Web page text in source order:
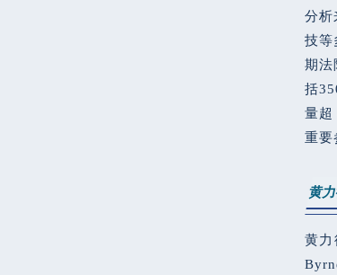
分析
技等
期法
括
量超
重要
黄
黄